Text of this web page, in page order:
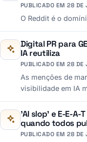
PUBLICADO EM 28 DE
O Reddit é o
Digital PR para
IA reutiliza
PUBLICADO EM 28 DE
As menções de
visibilidade em IA
'AI slop' e E-E-
quando todos
PUBLICADO EM 28 DE